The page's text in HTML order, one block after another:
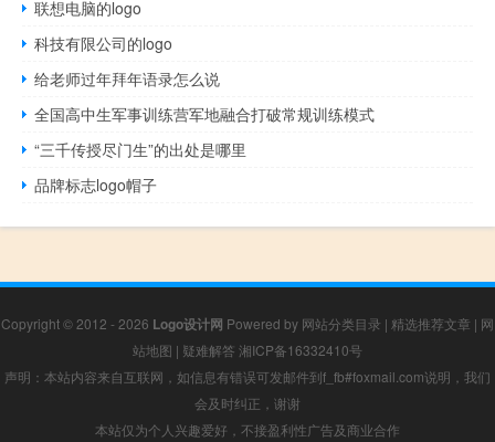
联想电脑的logo
科技有限公司的logo
给老师过年拜年语录怎么说
全国高中生军事训练营军地融合打破常规训练模式
“三千传授尽门生”的出处是哪里
品牌标志logo帽子
Copyright © 2012 - 2026 Logo设计网 Powered by 网站分类目录 | 精选推荐文章 | 网
站地图 | 疑难解答 湘ICP备16332410号
声明：本站内容来自互联网，如信息有错误可发邮件到f_fb#foxmail.com说明，我们
会及时纠正，谢谢
本站仅为个人兴趣爱好，不接盈利性广告及商业合作